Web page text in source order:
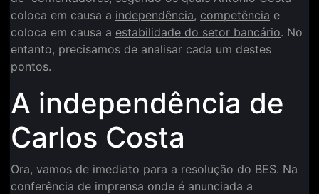
coloca em causa a independência, competência e
coloca em causa a estabilidade do setor bancário. No
entanto, precisamos de analisar cada um destes
pontos.
A independência de
Carlos Costa
Ora, vamos de imediato para a resolução do BES. Na
conferência de imprensa onde é anunciada a